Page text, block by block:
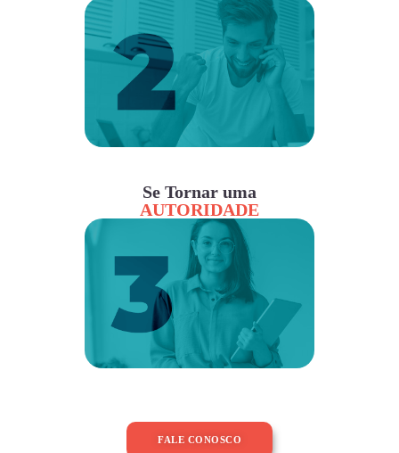
Se Tornar uma
AUTORIDADE
FALE CONOSCO